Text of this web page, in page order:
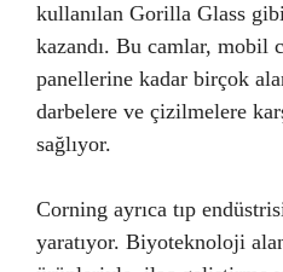
kullanılan Gorilla Glass
kazandı. Bu camlar, mobil
panellerine kadar birçok
darbelere ve çizilmelere
sağlıyor.
Corning ayrıca tıp
yaratıyor. Biyoteknoloji